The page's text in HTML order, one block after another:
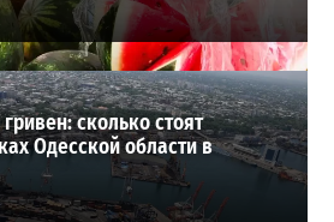
сколько стоят
Одесской области в